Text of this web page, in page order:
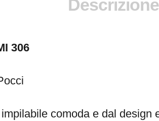
Descrizione
306
comoda e dal design